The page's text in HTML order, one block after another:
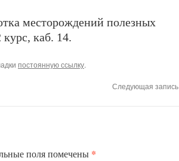
месторождений полезных
каб. 14.
постоянную ссылку.
Следующая запись
поля помечены *